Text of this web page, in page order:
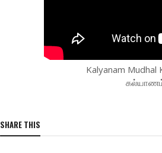
Kalyanam
SHARE THIS